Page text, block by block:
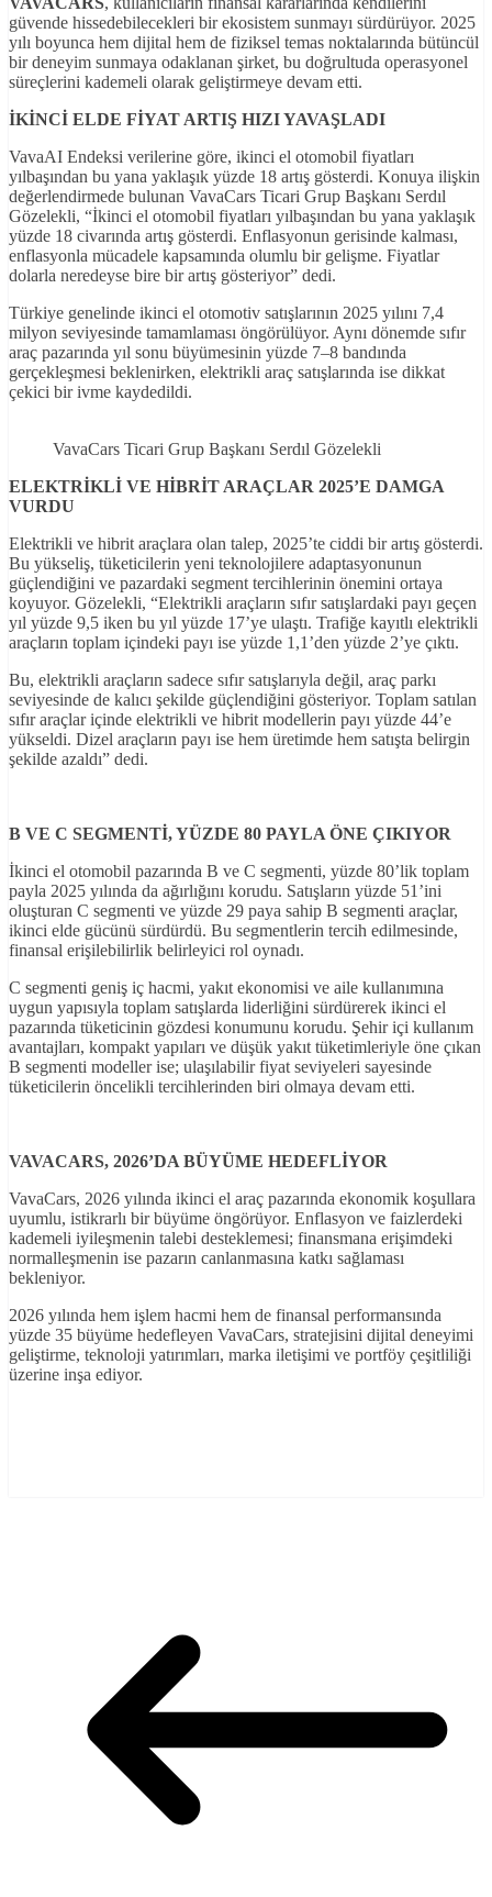
güvende hissedebilecekleri bir ekosistem sunmayı sürdürüyor. 2025
yılı boyunca hem dijital hem de fiziksel temas noktalarında bütüncül
bir deneyim sunmaya odaklanan şirket, bu doğrultuda operasyonel
süreçlerini kademeli olarak geliştirmeye devam etti.
İKİNCİ ELDE FİYAT ARTIŞ HIZI YAVAŞLADI
VavaAI Endeksi verilerine göre, ikinci el otomobil fiyatları
yılbaşından bu yana yaklaşık yüzde 18 artış gösterdi. Konuya ilişkin
değerlendirmede bulunan VavaCars Ticari Grup Başkanı Serdıl
Gözelekli, “İkinci el otomobil fiyatları yılbaşından bu yana yaklaşık
yüzde 18 civarında artış gösterdi. Enflasyonun gerisinde kalması,
enflasyonla mücadele kapsamında olumlu bir gelişme. Fiyatlar
dolarla neredeyse bire bir artış gösteriyor” dedi.
Türkiye genelinde ikinci el otomotiv satışlarının 2025 yılını 7,4
milyon seviyesinde tamamlaması öngörülüyor. Aynı dönemde sıfır
araç pazarında yıl sonu büyümesinin yüzde 7–8 bandında
gerçekleşmesi beklenirken, elektrikli araç satışlarında ise dikkat
çekici bir ivme kaydedildi.
VavaCars Ticari Grup Başkanı Serdıl Gözelekli
ELEKTRİKLİ VE HİBRİT ARAÇLAR 2025’E DAMGA
VURDU
Elektrikli ve hibrit araçlara olan talep, 2025’te ciddi bir artış gösterdi.
Bu yükseliş, tüketicilerin yeni teknolojilere adaptasyonunun
güçlendiğini ve pazardaki segment tercihlerinin önemini ortaya
koyuyor. Gözelekli, “Elektrikli araçların sıfır satışlardaki payı geçen
yıl yüzde 9,5 iken bu yıl yüzde 17’ye ulaştı. Trafiğe kayıtlı elektrikli
araçların toplam içindeki payı ise yüzde 1,1’den yüzde 2’ye çıktı.
Bu, elektrikli araçların sadece sıfır satışlarıyla değil, araç parkı
seviyesinde de kalıcı şekilde güçlendiğini gösteriyor. Toplam satılan
sıfır araçlar içinde elektrikli ve hibrit modellerin payı yüzde 44’e
yükseldi. Dizel araçların payı ise hem üretimde hem satışta belirgin
şekilde azaldı” dedi.
B VE C SEGMENTİ, YÜZDE 80 PAYLA ÖNE ÇIKIYOR
İkinci el otomobil pazarında B ve C segmenti, yüzde 80’lik toplam
payla 2025 yılında da ağırlığını korudu. Satışların yüzde 51’ini
oluşturan C segmenti ve yüzde 29 paya sahip B segmenti araçlar,
ikinci elde gücünü sürdürdü. Bu segmentlerin tercih edilmesinde,
finansal erişilebilirlik belirleyici rol oynadı.
C segmenti geniş iç hacmi, yakıt ekonomisi ve aile kullanımına
uygun yapısıyla toplam satışlarda liderliğini sürdürerek ikinci el
pazarında tüketicinin gözdesi konumunu korudu. Şehir içi kullanım
avantajları, kompakt yapıları ve düşük yakıt tüketimleriyle öne çıkan
B segmenti modeller ise; ulaşılabilir fiyat seviyeleri sayesinde
tüketicilerin öncelikli tercihlerinden biri olmaya devam etti.
VAVACARS, 2026’DA BÜYÜME HEDEFLİYOR
VavaCars, 2026 yılında ikinci el araç pazarında ekonomik koşullara
uyumlu, istikrarlı bir büyüme öngörüyor. Enflasyon ve faizlerdeki
kademeli iyileşmenin talebi desteklemesi; finansmana erişimdeki
normalleşmenin ise pazarın canlanmasına katkı sağlaması
bekleniyor.
2026 yılında hem işlem hacmi hem de finansal performansında
yüzde 35 büyüme hedefleyen VavaCars, stratejisini dijital deneyimi
geliştirme, teknoloji yatırımları, marka iletişimi ve portföy çeşitliliği
üzerine inşa ediyor.